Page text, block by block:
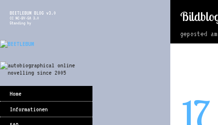
BEETLEBUM BLOG v3.0
CC NC-BY-SA 3.0
Standing by
Home
Informationen
geposted
17